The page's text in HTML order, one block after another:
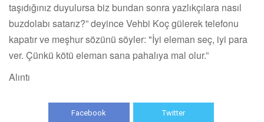
taşıdığınız duyulursa biz bundan sonra yazlıkçılara nasıl
buzdolabı satarız?” deyince Vehbi Koç gülerek telefonu
kapatır ve meşhur sözünü söyler: "İyi eleman seç, iyi para
ver. Çünkü kötü eleman sana pahalıya mal olur.”
Alıntı
Facebook Twitter